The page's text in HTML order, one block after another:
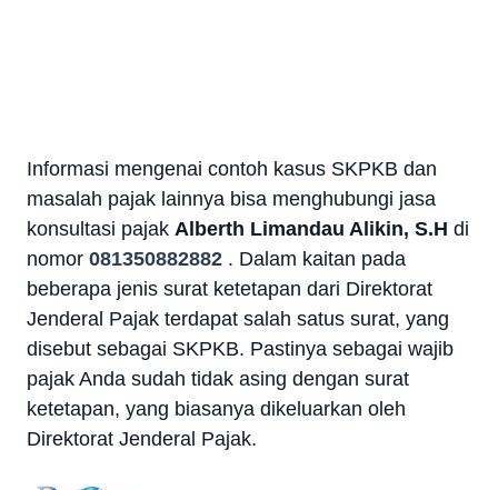
Informasi mengenai contoh kasus SKPKB dan
masalah pajak lainnya bisa menghubungi jasa
konsultasi pajak Alberth Limandau Alikin, S.H di
nomor 081350882882 . Dalam kaitan pada
beberapa jenis surat ketetapan dari Direktorat
Jenderal Pajak terdapat salah satus surat, yang
disebut sebagai SKPKB. Pastinya sebagai wajib
pajak Anda sudah tidak asing dengan surat
ketetapan, yang biasanya dikeluarkan oleh
Direktorat Jenderal Pajak.